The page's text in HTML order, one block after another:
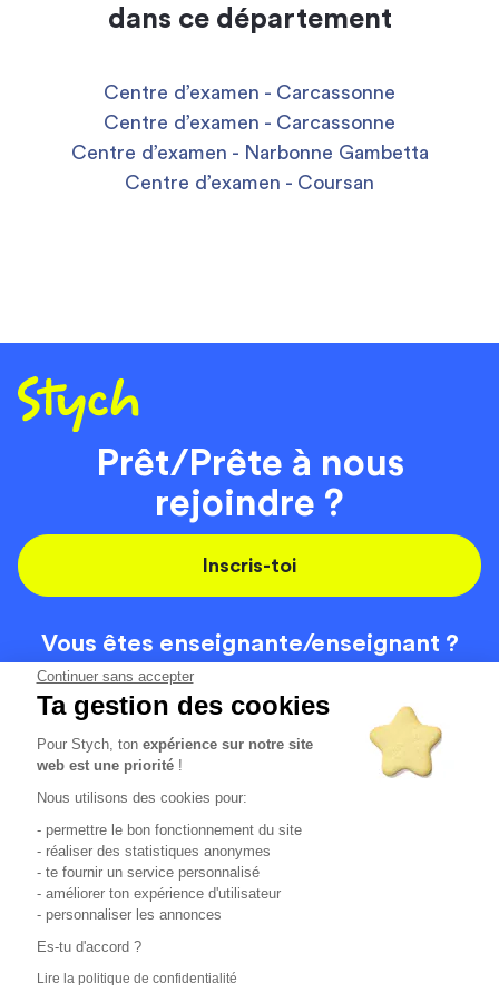
Continuer sans accepter
Ta gestion des cookies
Pour Stych, tonexpérience sur notre site
web est une priorité !
Nous utilisons des cookies pour:
- permettre le bon fonctionnement du site
- réaliser des statistiques anonymes
- te fournir un service personnalisé
- améliorer ton expérience d'utilisateur
- personnaliser les annonces
Es-tu d'accord ?
Lire la politique de confidentialité
dans ce département
Centre d’examen - Carcassonne
Centre d’examen - Carcassonne
Centre d’examen - Narbonne Gambetta
Centre d’examen - Coursan
Prêt/Prête à nous
rejoindre ?
Inscris-toi
Vous êtes enseignante/enseignant ?
On recrute
Code de la route
Localisation
Contact
Tous les avis clients4.6/5 (51154 avis publiés)
Comment sont calculés nos taux de réussite ?